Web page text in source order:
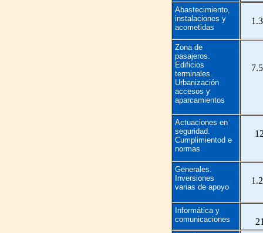
Abastecimiento,
instalaciones y
acometidas
Zona de
pasajeros.
Edificios
terminales.
Urbanización
accesos y
aparcamientos
Actuaciones en
seguridad.
Cumplimientod e
normas
Generales.
Inversiones
varias de apoyo
Informática y
comunicaciones